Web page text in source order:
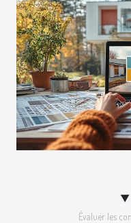
Évaluer les